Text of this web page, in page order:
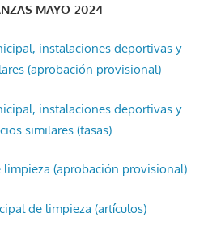
MAYO-2024
instalaciones deportivas y
(aprobación provisional)
instalaciones deportivas y
similares (tasas)
(aprobación provisional)
de limpieza (artículos)